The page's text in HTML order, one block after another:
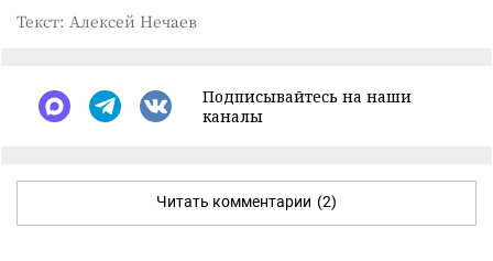
Текст: Алексей Нечаев
Подписывайтесь на наши
каналы
Читать комментарии (2)